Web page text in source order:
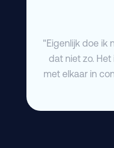
"Eigenlijk doe ik
dat niet zo.
met elkaar in